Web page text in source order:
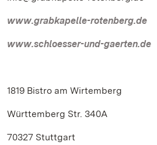
www.grabkapelle-rotenberg.de
www.schloesser-und-gaerten.de
1819 Bistro am Wirtemberg
Württemberg Str. 340A
70327 Stuttgart